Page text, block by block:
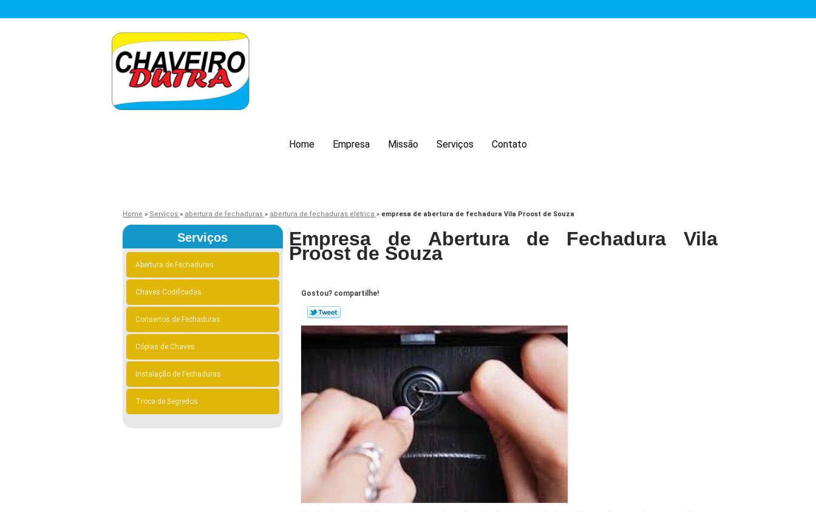
Home Empresa Missão Serviços Contato
Home » Serviços » abertura de fechaduras » abertura de fechaduras elétrica » empresa de abertura de fechadura Vila Proost de Souza
Serviços
Abertura de Fechaduras
Chaves Codificadas
Consertos de Fechaduras
Cópias de Chaves
Instalação de Fechaduras
Troca de Segredos
Empresa de Abertura de Fechadura Vila
Proost de Souza
Gostou? compartilhe!